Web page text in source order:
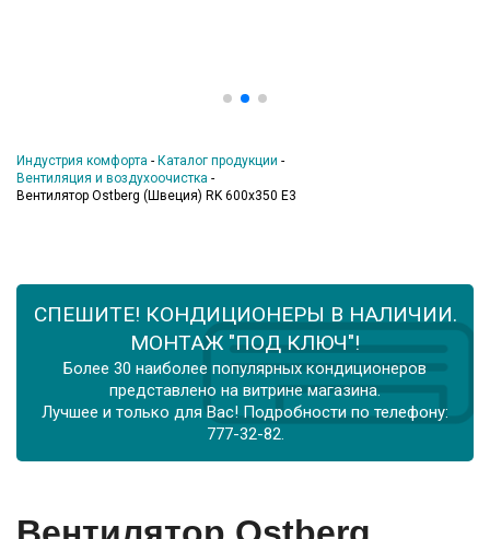
Индустрия комфорта - Каталог продукции -
Вентиляция и воздухоочистка -
Вентилятор Ostberg (Швеция) RK 600х350 Е3
СПЕШИТЕ! КОНДИЦИОНЕРЫ В НАЛИЧИИ.
МОНТАЖ "ПОД КЛЮЧ"!
Более 30 наиболее популярных кондиционеров
представлено на витрине магазина.
Лучшее и только для Вас! Подробности по телефону:
777-32-82.